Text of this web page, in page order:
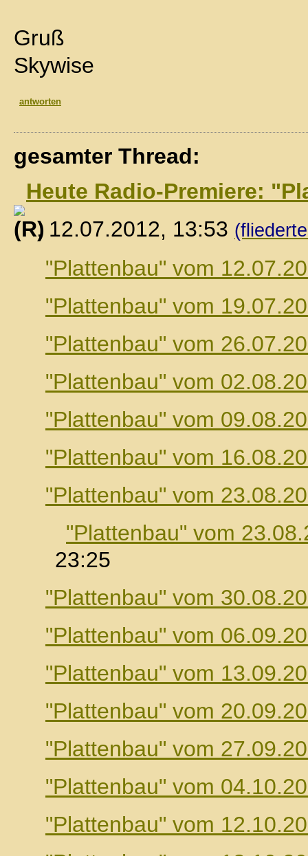
Gruß
Skywise
antworten
gesamter Thread:
Heute Radio-Premiere:
, 12.07.2012, 13:53
"Plattenbau" vom
"Plattenbau" vom
"Plattenbau" vom
"Plattenbau" vom
"Plattenbau" vom
"Plattenbau" vom
"Plattenbau" vom
"Plattenbau" vom
23:25
"Plattenbau" vom
"Plattenbau" vom
"Plattenbau" vom
"Plattenbau" vom
"Plattenbau" vom
"Plattenbau" vom
"Plattenbau" vom